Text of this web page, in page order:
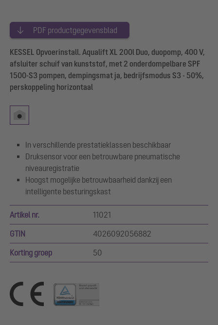
PDF productgegevensblad
KESSEL Opvoerinstall. Aqualift XL 200l Duo, duopomp, 400 V,
afsluiter schuif van kunststof, met 2 onderdompelbare SPF
1500-S3 pompen, dempingsmat ja, bedrijfsmodus S3 - 50%,
perskoppeling horizontaal
In verschillende prestatieklassen beschikbaar
Druksensor voor een betrouwbare pneumatische
niveauregistratie
Hoogst mogelijke betrouwbaarheid dankzij een
intelligente besturingskast
Artikel nr. 11021
GTIN 4026092056882
Korting groep 50